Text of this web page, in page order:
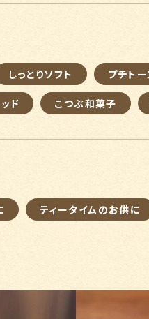
しっとりソフト プチトー
ド こつぶ和菓子
ティータイムのお供に